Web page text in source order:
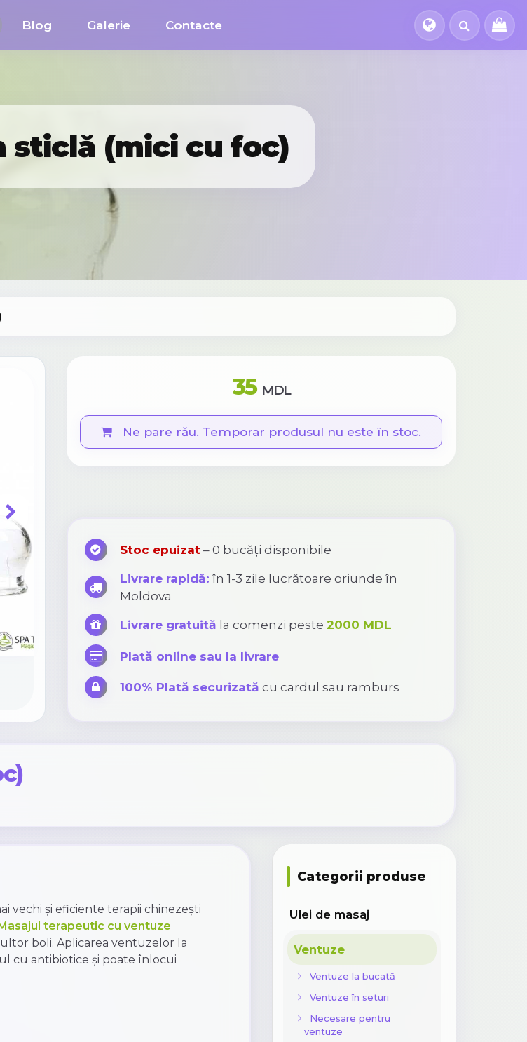
Blog Galerie Contacte
sticlă (mici cu foc)
35 MDL
Ne pare rău. Temporar produsul nu este în stoc.
Stoc epuizat– 0 bucăți disponibile
Livrare rapidă: în 1-3 zile lucrătoare oriunde în
Moldova
Livrare gratuită la comenzi peste 2000 MDL
Plată online sau la livrare
100% Plată securizată cu cardul sau ramburs
vechi și eficiente terapii chinezești
Masajul terapeutic cu ventuze
boli. Aplicarea ventuzelor la
cu antibiotice și poate înlocui
Categorii produse
Ulei de masaj
Ventuze
Ventuze la bucată
Ventuze în seturi
Necesare pentru
ventuze